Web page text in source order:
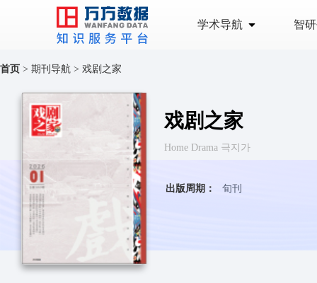
学术导航 智
首页 > 期刊导航 > 戏剧之家
戏剧之家
Home Drama 극지가
出版周期： 旬刊